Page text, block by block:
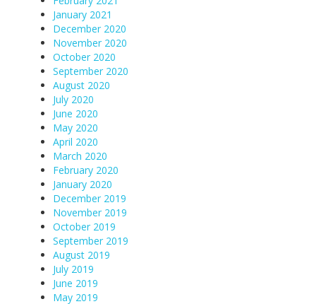
January 2021
December 2020
November 2020
October 2020
September 2020
August 2020
July 2020
June 2020
May 2020
April 2020
March 2020
February 2020
January 2020
December 2019
November 2019
October 2019
September 2019
August 2019
July 2019
June 2019
May 2019